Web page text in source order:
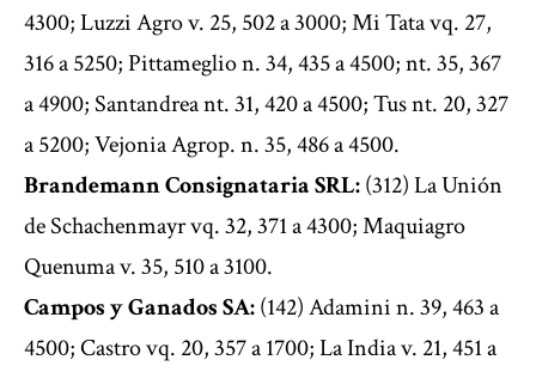
4300; Luzzi Agro v. 25, 502 a 3000; Mi Tata vq. 27,
316 a 5250; Pittameglio n. 34, 435 a 4500; nt. 35, 367
a 4900; Santandrea nt. 31, 420 a 4500; Tus nt. 20, 327
a 5200; Vejonia Agrop. n. 35, 486 a 4500.
Brandemann Consignataria SRL:(312) La Unión
de Schachenmayr vq. 32, 371 a 4300; Maquiagro
Quenuma v. 35, 510 a 3100.
Campos y Ganados SA:(142) Adamini n. 39, 463 a
4500; Castro vq. 20, 357 a 1700; La India v. 21, 451 a